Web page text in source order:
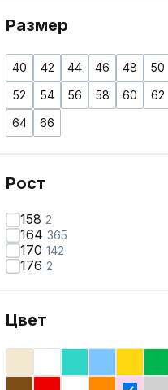
Размер
40 42 44 46 48
50
52
54 56 58 60
62
64
66
Рост
158 2
164 365
170 142
176 2
Цвет